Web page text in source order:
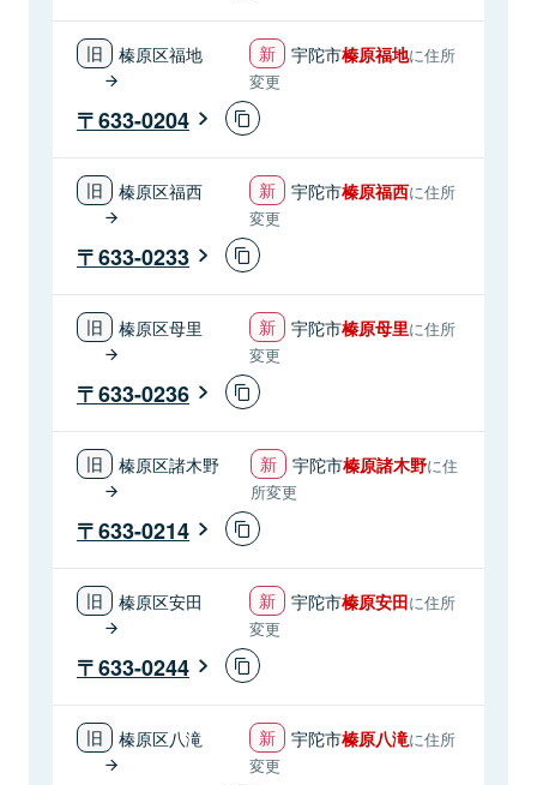
榛原区福地 宇陀市榛原福地に住所
変更
633-0204
榛原区福西 宇陀市榛原福西に住所
変更
633-0233
榛原区母里 宇陀市榛原母里に住所
変更
633-0236
榛原区諸木野 宇陀市榛原諸木野に住
所変更
633-0214
榛原区安田 宇陀市榛原安田に住所
変更
633-0244
榛原区八滝 宇陀市榛原八滝に住所
変更